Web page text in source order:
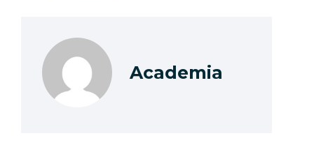
Academia